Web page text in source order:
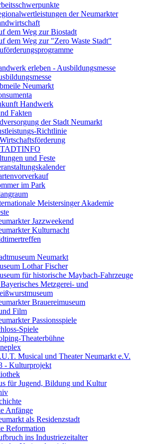
der Neumarkter
dem Weg zur Biostadt
dem Weg zur "Zero Waste Stadt"
erleben - Ausbildungsmesse
Neumarkt
Handwerk
Fakten
der Stadt Neumarkt
Richtlinie
und Feste
im Park
Meistersinger Akademie
Jazzweekend
Kulturnacht
Neumarkt
Lothar Fischer
für historische Maybach-Fahrzeuge
Metzgerei- und
Brauereimuseum
Film
Passionsspiele
Spiele
Theaterbühne
Musical und Theater Neumarkt e.V.
- Kulturprojekt
für Jugend, Bildung und Kultur
Anfänge
als Residenzstadt
Reformation
ins Industriezeitalter